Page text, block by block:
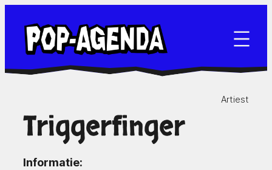
naar
inhoud
Artiest
Triggerfinger
Informatie: